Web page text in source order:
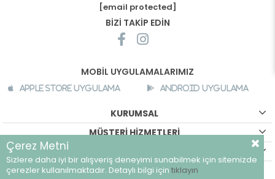
[email protected]
BİZİ TAKİP EDİN
MOBİL UYGULAMALARIMIZ
Apple Store Uygulama Android Uygulama
KURUMSAL
MÜŞTERİ HİZMETLERİ
©breeze.com.tr - Tüm hakları saklıdır.
Çerez Metni
Sizlere daha iyi bir alışveriş deneyimi sunabilmek için sitemizde
çerezler kullanılmaktadır. Detaylı bilgi için tıklayın